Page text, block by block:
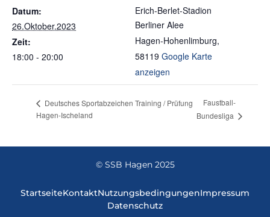
Datum:
26.Oktober.2023
Zeit:
18:00 - 20:00
Erich-Berlet-Stadion
Berliner Alee
Hagen-Hohenlimburg,
58119 Google Karte
anzeigen
Deutsches Sportabzeichen Training / Prüfung
Hagen-Ischeland
Faustball-
Bundesliga
© SSB Hagen 2025
StartseiteKontaktNutzungsbedingungenImpressum
Datenschutz